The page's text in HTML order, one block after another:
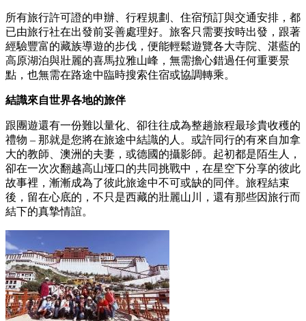
所有旅行許可證的申辦、行程規劃、住宿預訂與交通安排，都
已由旅行社在出發前妥善處理好。旅客只需要按時出發，跟著
經驗豐富的藏族導遊的步伐，便能輕鬆遊覽各大寺院、湛藍的
高原湖泊與壯麗的喜馬拉雅山峰，無需擔心錯過任何重要景
點，也無需在路途中臨時搜索住宿或協調轉乘。
結識來自世界各地的旅伴
跟團遊還有一份難以量化、卻往往成為整趟旅程最珍貴收穫的
禮物 – 那就是您將在旅途中結識的人。或許同行的有來自加拿
大的教師、澳洲的夫妻，或德國的攝影師。起初都是陌生人，
卻在一次次翻越高山垭口的共同挑戰中，在星空下分享的彼此
故事裡，漸漸成為了彼此旅途中不可或缺的同伴。旅程結束
後，留在心底的，不只是西藏的壯麗山川，還有那些因旅行而
結下的真摯情誼。